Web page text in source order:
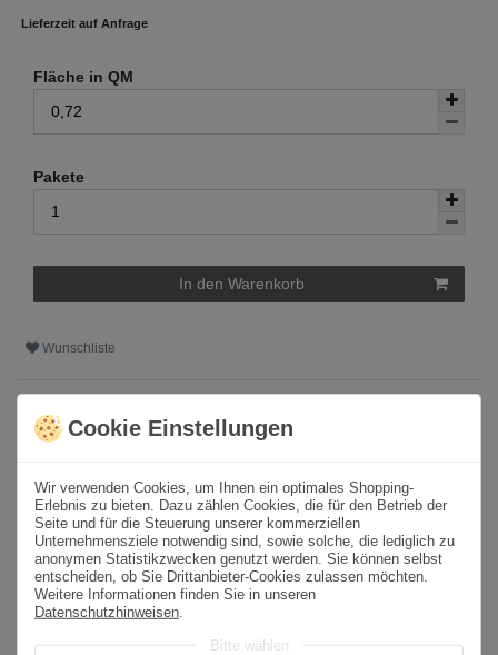
Lieferzeit auf Anfrage
Fläche in QM
Pakete
In den Warenkorb
Wunschliste
Format 60x60 cm
Stärke / Höhe (mm) 20
Paketinhalt 0,72m² /2St.
Oberfläche Matt
Cookie Einstellungen
Wir verwenden Cookies, um Ihnen ein optimales Shopping-
Erlebnis zu bieten. Dazu zählen Cookies, die für den Betrieb der
Seite und für die Steuerung unserer kommerziellen
Unternehmensziele notwendig sind, sowie solche, die lediglich zu
anonymen Statistikzwecken genutzt werden. Sie können selbst
entscheiden, ob Sie Drittanbieter-Cookies zulassen möchten.
Weitere Informationen finden Sie in unseren
Datenschutzhinweisen
Bitte wählen